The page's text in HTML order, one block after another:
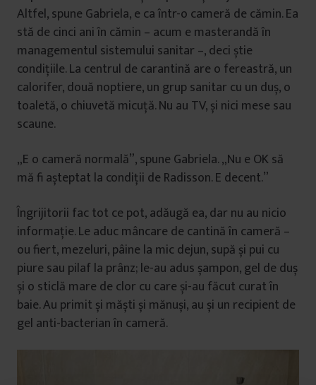
Altfel, spune Gabriela, e ca într-o cameră de cămin. Ea
stă de cinci ani în cămin – acum e masterandă în
managementul sistemului sanitar –, deci știe
condițiile. La centrul de carantină are o fereastră, un
calorifer, două noptiere, un grup sanitar cu un duș, o
toaletă, o chiuvetă micuță. Nu au TV, și nici mese sau
scaune.
„E o cameră normală”, spune Gabriela. „Nu e OK să
mă fi așteptat la condiții de Radisson. E decent.”
Îngrijitorii fac tot ce pot, adăugă ea, dar nu au nicio
informație. Le aduc mâncare de cantină în cameră –
ou fiert, mezeluri, pâine la mic dejun, supă și pui cu
piure sau pilaf la prânz; le-au adus șampon, gel de duș
și o sticlă mare de clor cu care și-au făcut curat în
baie. Au primit și măști și mănuși, au și un recipient de
gel anti-bacterian în cameră.